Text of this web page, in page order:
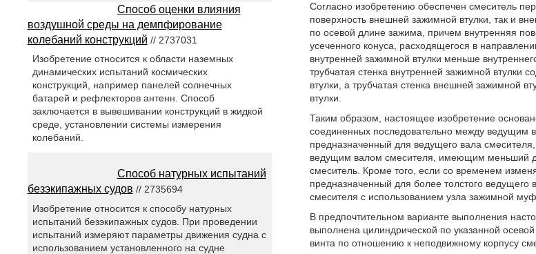
Согласно изобретению обеспечен смеситель
поверхность внешней зажимной втулки, так и
по осевой длине зажима, причем внутренняя
усеченного конуса, расходящегося в
внутренней зажимной втулки меньше
трубчатая стенка внутренней зажимной
втулки, а трубчатая стенка внешней зажимной
втулки.
Таким образом, настоящее изобретение
соединенных последовательно между ведущим
предназначенный для ведущего вала
ведущим валом смесителя, имеющим меньший
смеситель. Кроме того, если со временем
предназначенный для более толстого
смесителя с использованием узла зажимной
В предпочтительном варианте выполнения
выполнена цилиндрической по указанной
винта по отношению к неподвижному корпусу
Способ оценки влияния
воздушной среды на демпфирование
колебаний конструкций // 2737031
Изобретение относится к области наземных
динамических испытаний космических
конструкций, например панелей солнечных
батарей и рефлекторов антенн. Способ
заключается в вывешивании конструкций в жидкой
среде, установлении системы измерения
колебаний.
Способ натурных испытаний
безэкипажных судов // 2735694
Изобретение относится к способу натурных
испытаний безэкипажных судов. При проведении
испытаний измеряют параметры движения судна с
использованием установленного на судне